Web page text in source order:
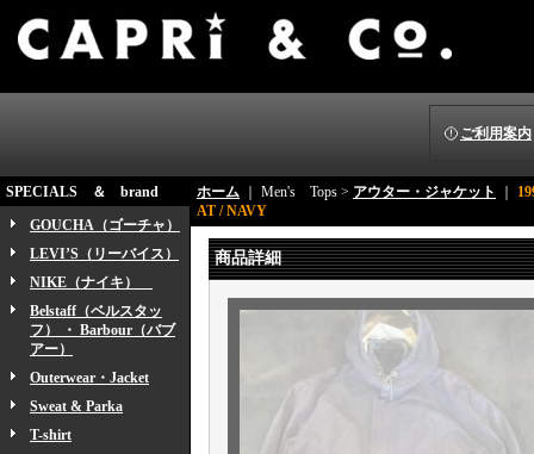
ご利用案内
SPECIALS ＆ brand
GOUCHA（ゴーチャ）
LEVI’S（リーバイス）
NIKE（ナイキ）
Belstaff（ベルスタッ
フ） ・ Barbour（バブ
アー）
Outerwear・Jacket
Sweat & Parka
T-shirt
ホーム ｜ Men's Tops > アウター・ジャケット
AT / NAVY
商品詳細